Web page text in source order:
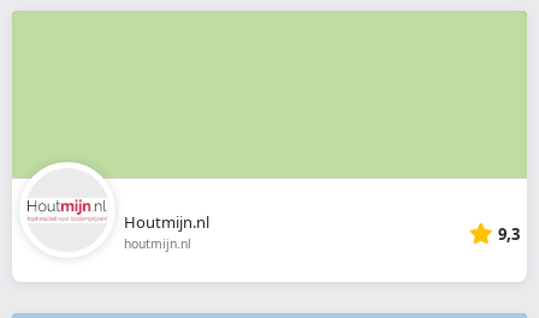
Houtmijn.nl
houtmijn.nl 9,3